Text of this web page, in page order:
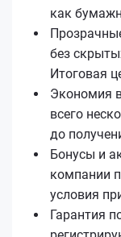
как
без
Итоговая
Экономия
всего
до
Бонусы и
компании
условия
Гарантия